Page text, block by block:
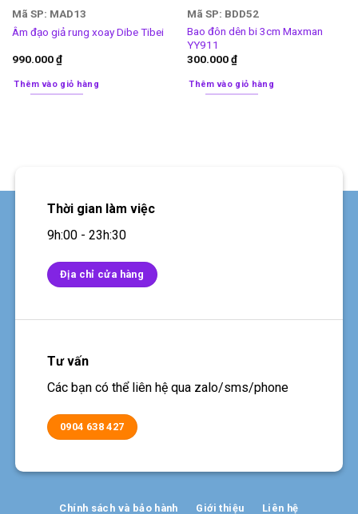
Mã SP: MAD13
Âm đạo giả rung xoay Dibe Tibei
990.000₫
Thêm vào giỏ hàng
Mã SP: BDD52
Bao đôn dên bi 3cm Maxman
YY911
300.000₫
Thêm vào giỏ hàng
Thời gian làm việc
9h:00 - 23h:30
Địa chỉ cửa hàng
Tư vấn
Các bạn có thể liên hệ qua zalo/sms/phone
0904 638 427
Chính sách và bảo hành Giới thiệu Liên hệ